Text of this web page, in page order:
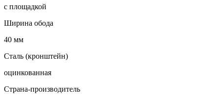
с площадкой
Ширина обода
40 мм
Сталь (кронштейн)
оцинкованная
Страна-производитель